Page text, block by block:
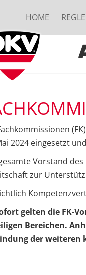
HOME
2024 eingesetzt
Vorstand
zur
gelten die FK-
Bereichen.
der weiteren